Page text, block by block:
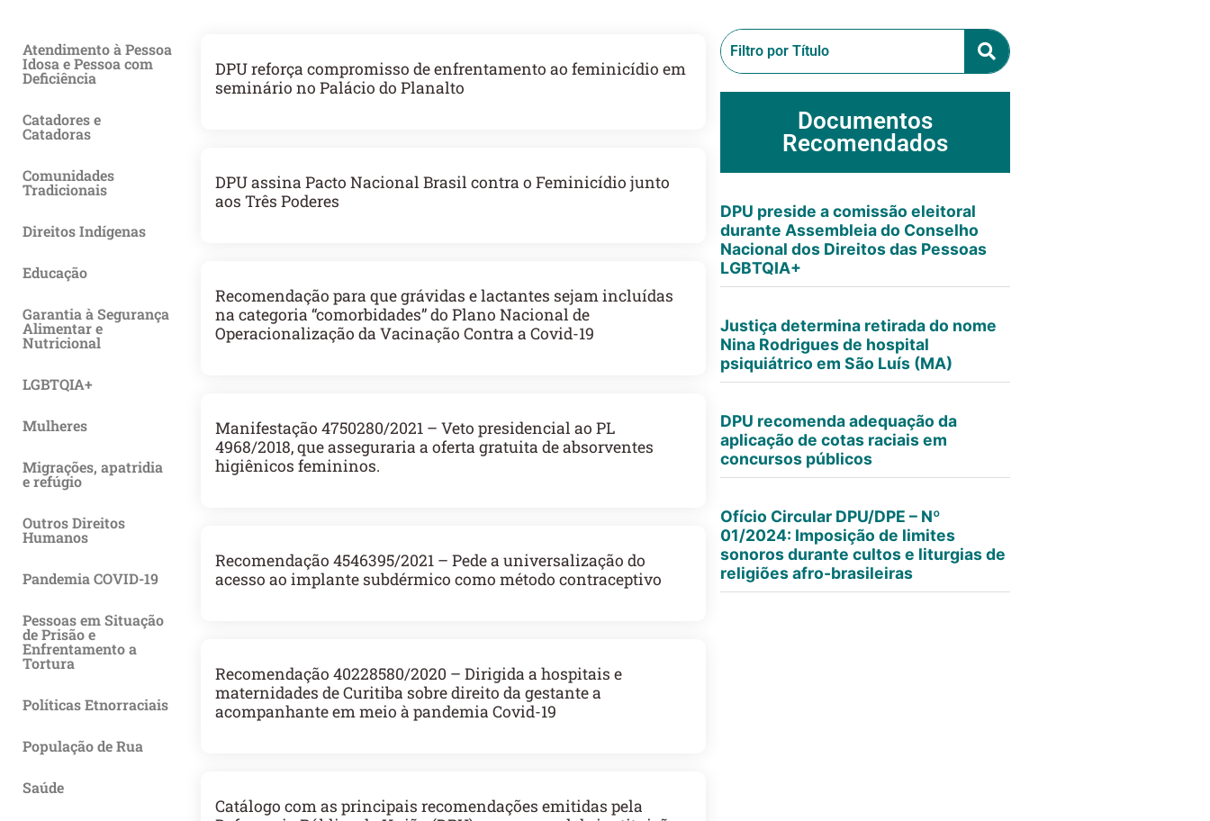
Atendimento à Pessoa
Idosa e Pessoa com
Deficiência
Catadores e
Catadoras
Comunidades
Tradicionais
Direitos Indígenas
Educação
Garantia à Segurança
Alimentar e
Nutricional
LGBTQIA+
Mulheres
Migrações, apatridia
e refúgio
Outros Direitos
Humanos
Pandemia COVID-19
Pessoas em Situação
de Prisão e
Enfrentamento a
Tortura
Políticas Etnorraciais
População de Rua
Saúde
DPU reforça compromisso de enfrentamento ao feminicídio em
seminário no Palácio do Planalto
DPU assina Pacto Nacional Brasil contra o Feminicídio junto
aos Três Poderes
Recomendação para que grávidas e lactantes sejam incluídas
na categoria “comorbidades” do Plano Nacional de
Operacionalização da Vacinação Contra a Covid-19
Manifestação 4750280/2021 – Veto presidencial ao PL
4968/2018, que asseguraria a oferta gratuita de absorventes
higiênicos femininos.
Recomendação 4546395/2021 – Pede a universalização do
acesso ao implante subdérmico como método contraceptivo
Recomendação 40228580/2020 – Dirigida a hospitais e
maternidades de Curitiba sobre direito da gestante a
acompanhante em meio à pandemia Covid-19
Catálogo com as principais recomendações emitidas pela
Documentos
Recomendados
DPU preside a comissão eleitoral
durante Assembleia do Conselho
Nacional dos Direitos das Pessoas
LGBTQIA+
Justiça determina retirada do nome
Nina Rodrigues de hospital
psiquiátrico em São Luís (MA)
DPU recomenda adequação da
aplicação de cotas raciais em
concursos públicos
Ofício Circular DPU/DPE – Nº
01/2024: Imposição de limites
sonoros durante cultos e liturgias de
religiões afro-brasileiras